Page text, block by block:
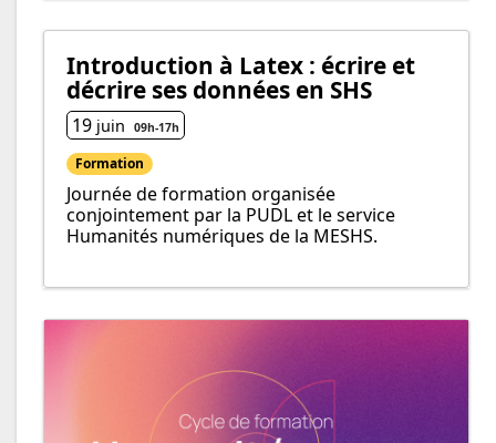
Introduction à Latex : écrire et
décrire ses données en SHS
19 juin 09h-17h
Formation
Journée de formation organisée
conjointement par la PUDL et le service
Humanités numériques de la MESHS.